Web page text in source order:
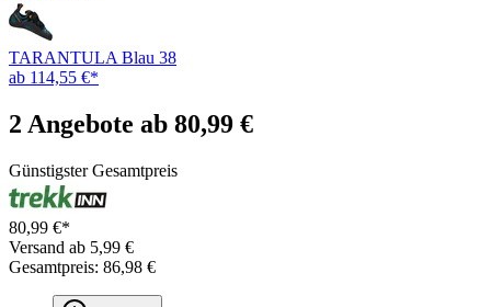
TARANTULA Blau 38
ab 114,55 €*
2 Angebote ab 80,99 €
Günstigster Gesamtpreis
80,99 €*
Versand ab 5,99 €
Gesamtpreis: 86,98 €